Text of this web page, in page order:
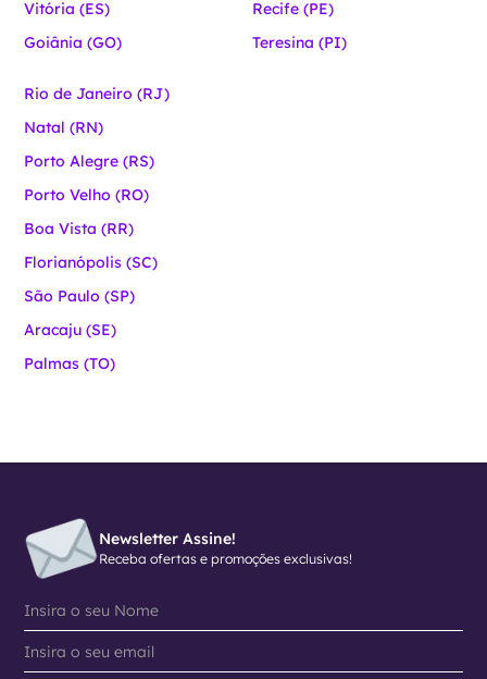
Vitória (ES)
Goiânia (GO)
Recife (PE)
Teresina (PI)
Rio de Janeiro (RJ)
Natal (RN)
Porto Alegre (RS)
Porto Velho (RO)
Boa Vista (RR)
Florianópolis (SC)
São Paulo (SP)
Aracaju (SE)
Palmas (TO)
Newsletter Assine!
Receba ofertas e promoções exclusivas!